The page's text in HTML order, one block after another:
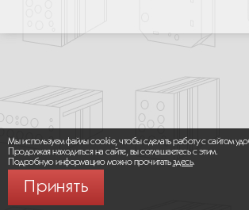
Мы используем файлы cookie, чтобы сделать работу с сайтом
Продолжая находиться на сайте, вы соглашаетесь с этим.
Подробную информацию можно прочитатьздесь.
Принять